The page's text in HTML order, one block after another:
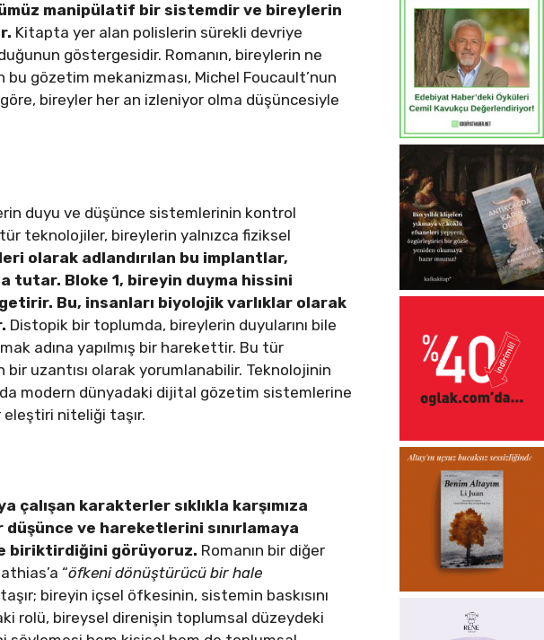
manipülatif bir sistemdir ve bireylerin
Kitapta yer alan polislerin sürekli devriye
göstergesidir. Romanın, bireylerin ne
gözetim mekanizması, Michel Foucault’nun
bireyler her an izleniyor olma düşüncesiyle
duyu ve düşünce sistemlerinin kontrol
teknolojiler, bireylerin yalnızca fiziksel
olarak adlandırılan bu implantlar,
tutar. Bloke 1, bireyin duyma hissini
Bu, insanları biyolojik varlıklar olarak
Distopik bir toplumda, bireylerin duyularını bile
adına yapılmış bir harekettir. Bu tür
uzantısı olarak yorumlanabilir. Teknolojinin
modern dünyadaki dijital gözetim sistemlerine
niteliği taşır.
çalışan karakterler sıklıkla karşımıza
ve hareketlerini sınırlamaya
biriktirdiğini görüyoruz. Romanın bir diğer
“öfkeni dönüştürücü bir hale
bireyin içsel öfkesinin, sistemin baskısını
rolü, bireysel direnişin toplumsal düzeydeki